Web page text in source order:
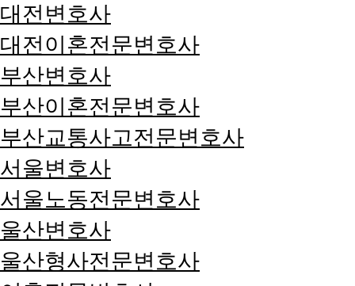
대전변호사
대전이혼전문변호사
부산변호사
부산이혼전문변호사
부산교통사고전문변호사
서울변호사
서울노동전문변호사
울산변호사
울산형사전문변호사